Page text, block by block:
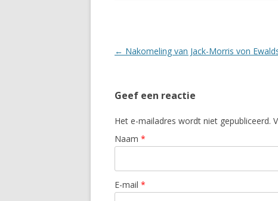
Berichtnavigatie
← Nakomeling van Jack-Morris von
Geef een reactie
Het e-mailadres wordt niet gepubliceerd.
Naam *
E-mail *